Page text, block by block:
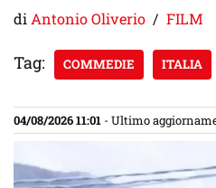
di Antonio Oliverio FILM
Tag: COMMEDIE ITALIA
04/08/2026 11:01 - Ultimo